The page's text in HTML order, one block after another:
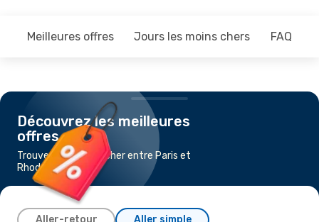
Meilleures offres Jours les moins chers FAQ
Découvrez les meilleures
offres
Trouvez un vol pas cher entre Paris et
Rhodes
Aller-retour Aller simple